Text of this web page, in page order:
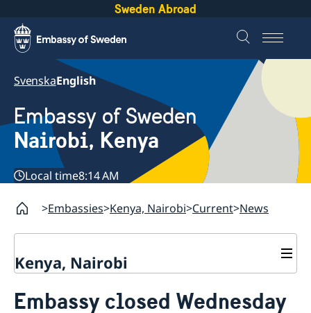
Sweden Abroad
SvenskaEnglish
Embassy of Sweden
Nairobi, Kenya
Local time8:14 AM
Embassies Kenya, Nairobi Current News
Kenya, Nairobi
About us
Embassy closed Wednesday